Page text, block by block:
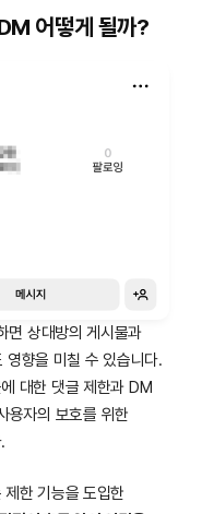
어떻게 될까?
면 상대방의 게시물과
영향을 미칠 수 있습니다.
대한 댓글 제한과 DM
용자의 보호를 위한
한 기능을 도입한